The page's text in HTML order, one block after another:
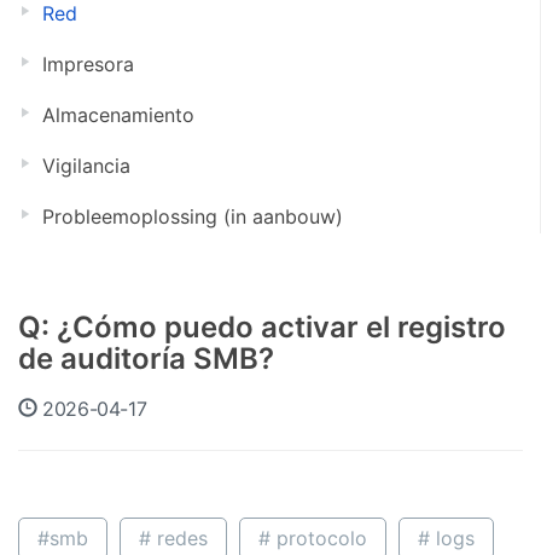
Red
Impresora
Almacenamiento
Vigilancia
Probleemoplossing (in aanbouw)
Q: ¿Cómo puedo activar el registro
de auditoría SMB?
2026-04-17
#smb # redes # protocolo # logs